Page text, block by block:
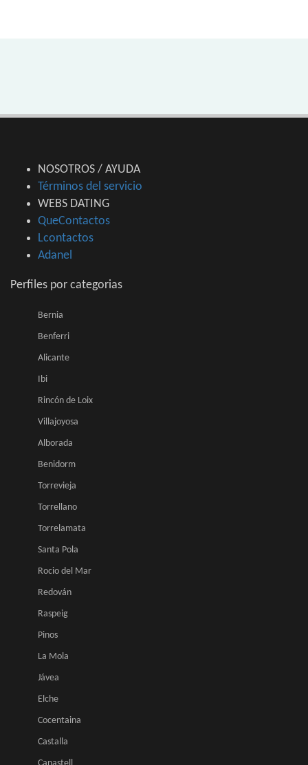
NOSOTROS / AYUDA
Términos del servicio
WEBS DATING
QueContactos
Lcontactos
Adanel
Perfiles por categorias
Bernia
Benferri
Alicante
Ibi
Rincón de Loix
Villajoyosa
Alborada
Benidorm
Torrevieja
Torrellano
Torrelamata
Santa Pola
Rocio del Mar
Redován
Raspeig
Pinos
La Mola
Jávea
Elche
Cocentaina
Castalla